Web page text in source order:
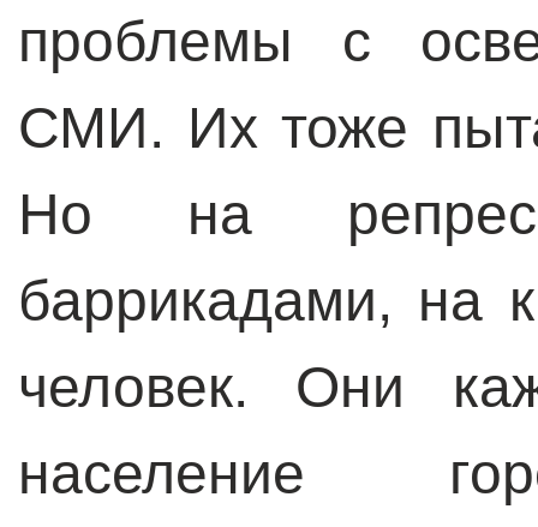
проблемы с
СМИ. Их тоже
Но на
баррикадами, на
человек. Они
население